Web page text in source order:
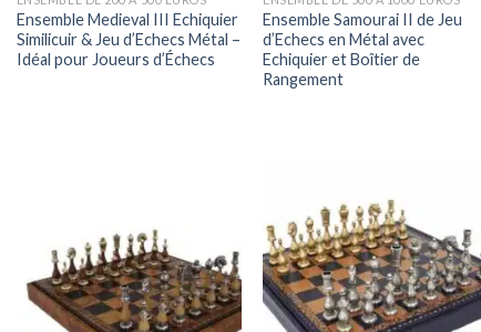
Ensemble Medieval III Echiquier
Similicuir & Jeu d’Echecs Métal –
Idéal pour Joueurs d’Échecs
Ensemble Samourai II de Jeu
d’Echecs en Métal avec
Echiquier et Boîtier de
Rangement